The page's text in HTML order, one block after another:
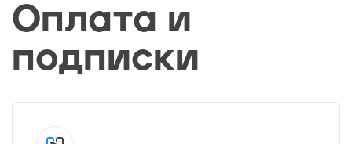
Оплата и
подписки